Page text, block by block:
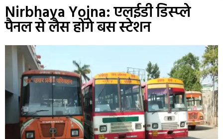
Nirbhaya Yojna: एलईडी डिस्प्ले
पैनल से लैस होंगे बस स्टेशन